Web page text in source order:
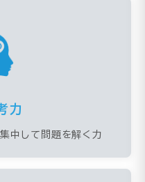
力
中して問題を解く力